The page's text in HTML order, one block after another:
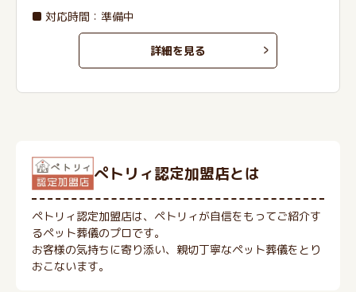
対応時間：準備中
詳細を見る
ぺトリィ認定加盟店とは
ペトリィ認定加盟店は、ペトリィが自信をもってご紹介す
るペット葬儀のプロです。
お客様の気持ちに寄り添い、親切丁寧なペット葬儀をとり
おこないます。